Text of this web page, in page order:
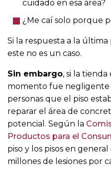
cuidado en esa área?
¿Me caí solo porque
Si la respuesta a la
este no es un caso.
Sin embargo, si la
momento fue negligente
personas que el piso
reparar el área de
potencial. Según la
Productos para el
piso y los pisos en
millones de lesiones por